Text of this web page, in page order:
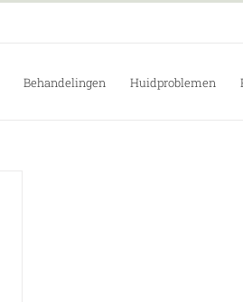
Behandelingen Huidproblemen